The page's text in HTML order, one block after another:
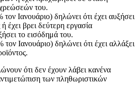
του.
Ιανουάριο) δηλώνει ότι έχει αυξήσει
έχει βρει δεύτερη εργασία
το εισόδημά του.
Ιανουάριο) δηλώνει ότι έχει αλλάξει
ότι δεν έχουν λάβει κανένα
των πληθωριστικών